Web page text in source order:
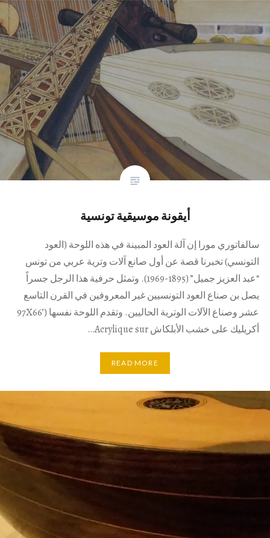
أيقونة موسيقية تونسية
سالفاتوري مورا إن آلة العود المبينة في هذه اللوحة (العود
التونسي) تخبرنا قصة عن أول صانع آلات وترية عربي من تونس
“عبد العزيز جميل” (1895-1969). وتمثل حرفية هذا الرجل جسراً
يصل بن صناع العود التونسيين غير المعروفين في القرن التاسع
عشر وصناع الآلات الوترية الحاليين. وتقدم اللوحة نفسها (’97X66
أكريليك على خشب الأبلكاش Acrylique sur…
READ MORE